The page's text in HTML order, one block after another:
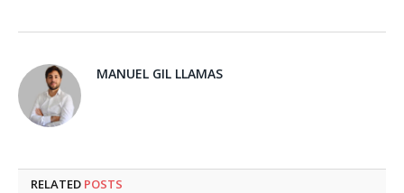
MANUEL GIL LLAMAS
RELATED POSTS